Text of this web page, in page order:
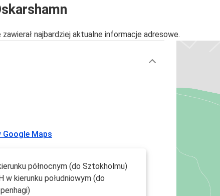
najbardziej aktualne informacje adresowe.
Google Maps
północnym (do Sztokholmu)
w kierunku południowym (do